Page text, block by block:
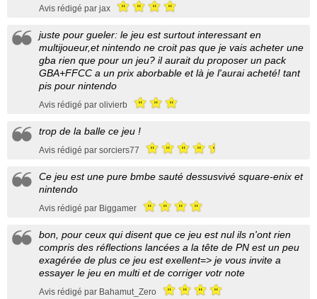
Avis rédigé par jax
juste pour gueler: le jeu est surtout interessant en
multijoueur,et nintendo ne croit pas que je vais acheter une
gba rien que pour un jeu? il aurait du proposer un pack
GBA+FFCC a un prix aborbable et là je l'aurai acheté! tant
pis pour nintendo
Avis rédigé par olivierb
trop de la balle ce jeu !
Avis rédigé par sorciers77
Ce jeu est une pure bmbe sauté dessusvivé square-enix et
nintendo
Avis rédigé par Biggamer
bon, pour ceux qui disent que ce jeu est nul ils n'ont rien
compris des réflections lancées a la tête de PN est un peu
exagérée de plus ce jeu est exellent=> je vous invite a
essayer le jeu en multi et de corriger votr note
Avis rédigé par Bahamut_Zero